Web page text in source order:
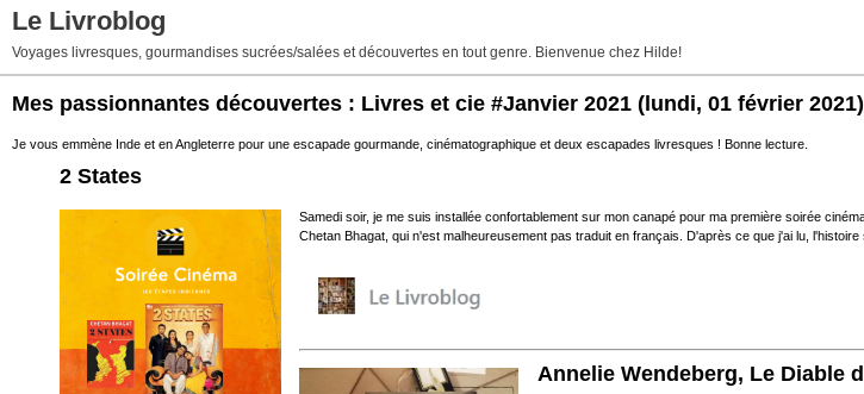
Le Livroblog
Voyages livresques, gourmandises sucrées/salées et découvertes en tout genre. Bienvenue chez Hilde!
Mes passionnantes découvertes : Livres et cie #Janvier 2021 (lundi, 01 février 2021)
Je vous emmène Inde et en Angleterre pour une escapade gourmande, cinématographique et deux escapades livresques ! Bonne lecture.
2 States
Samedi soir, je me suis installée confortablement sur mon canapé pour ma première soirée
Chetan Bhagat, qui n'est malheureusement pas traduit en français. D'après ce que j'ai lu, l'histoire
Annelie Wendeberg, Le Diable